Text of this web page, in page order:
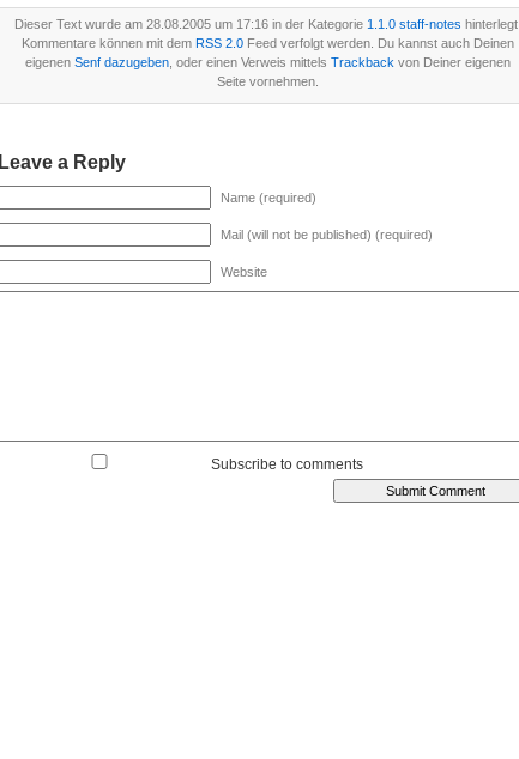
Dieser Text wurde am 28.08.2005 um 17:16 in der Kategorie 1.1.0 staff-notes hinterlegt.
Kommentare können mit dem RSS 2.0Feed verfolgt werden. Du kannst auch Deinen
eigenen Senf dazugeben, oder einen Verweis mittels Trackback von Deiner eigenen
Seite vornehmen.
Leave a Reply
Name (required)
Mail (will not be published) (required)
Website
Subscribe to comments